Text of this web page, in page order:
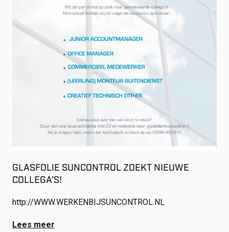
GLASFOLIE SUNCONTROL ZOEKT NIEUWE
COLLEGA’S!
http://WWW.WERKENBIJSUNCONTROL.NL
Lees meer